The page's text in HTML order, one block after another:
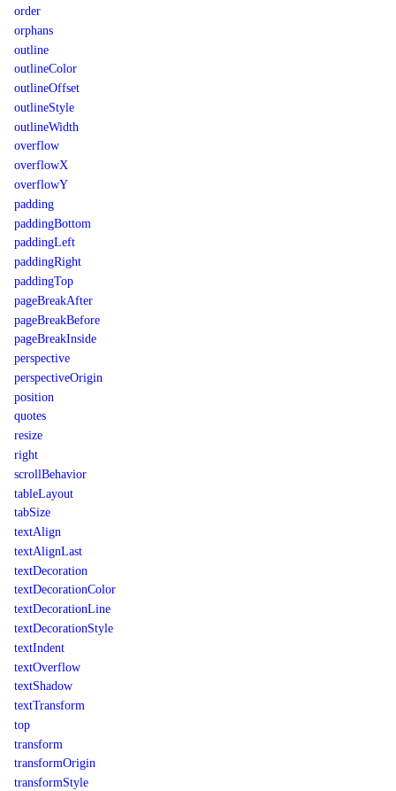
order
orphans
outline
outlineColor
outlineOffset
outlineStyle
outlineWidth
overflow
overflowX
overflowY
padding
paddingBottom
paddingLeft
paddingRight
paddingTop
pageBreakAfter
pageBreakBefore
pageBreakInside
perspective
perspectiveOrigin
position
quotes
resize
right
scrollBehavior
tableLayout
tabSize
textAlign
textAlignLast
textDecoration
textDecorationColor
textDecorationLine
textDecorationStyle
textIndent
textOverflow
textShadow
textTransform
top
transform
transformOrigin
transformStyle